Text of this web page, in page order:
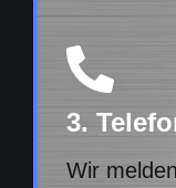
3.
Wir